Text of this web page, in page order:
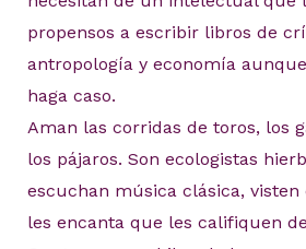
propensos a escribir libros de
antropología y economía
haga caso.
Aman las corridas de toros, los
los pájaros. Son ecologistas
escuchan música clásica, visten
les encanta que les califiquen